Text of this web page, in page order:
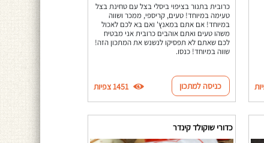
כרובית בתנור בציפוי ביסלי בצל עם טחינת בצל
טעימה במיוחד! טעים, קריספי, ממכר ושווה
במיוחד! אם אתם במאנץ' ואם בא לכם לאכול
משהו טעים ואתם אוהבים כרובית אני מבטיח
לכם שאתם לא תפסיקו לנשנש את המתכון הזה!
שווה במיוחד! כנסו.
כניסה למתכון 1451 צפיות
כדורי שוקולד קינדר